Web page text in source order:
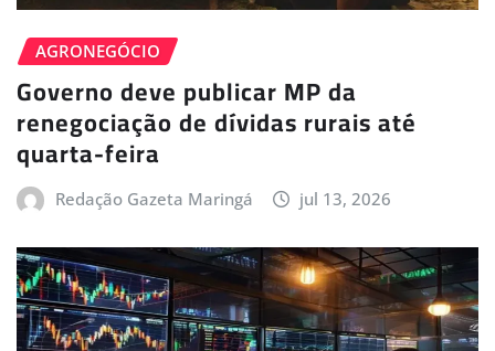
AGRONEGÓCIO
Governo deve publicar MP da
renegociação de dívidas rurais até
quarta-feira
Redação Gazeta Maringá jul 13, 2026